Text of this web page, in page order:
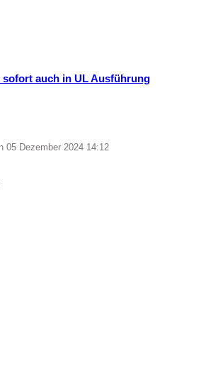
sofort auch in UL Ausführung
05 Dezember 2024 14:12